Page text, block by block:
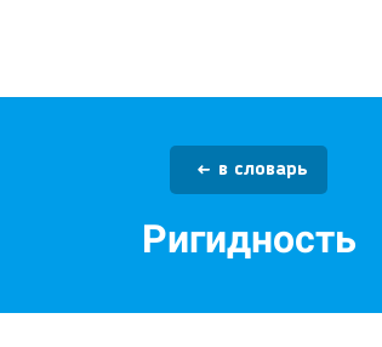
в словарь
Ригидность